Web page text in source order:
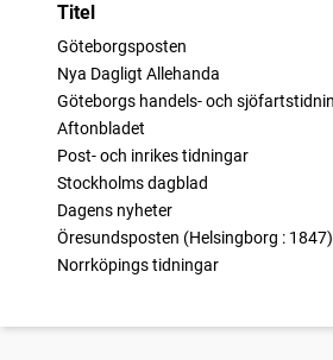
Titel
Göteborgsposten
träffar
Nya Dagligt Allehanda
träffar
träffar
Aftonbladet
träffar
Post- och inrikes tidningar
träffar
Stockholms dagblad
träffar
Dagens nyheter
träffar
Öresundsposten (Helsingborg : 1847)
träffar
Norrköpings tidningar
träffar
träffar